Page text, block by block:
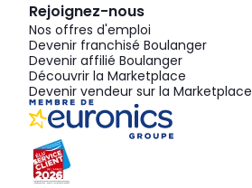
Rejoignez-nous
Nos offres d'emploi
Devenir franchisé Boulanger
Devenir affilié Boulanger
Découvrir la Marketplace
Devenir vendeur sur la Marketplace